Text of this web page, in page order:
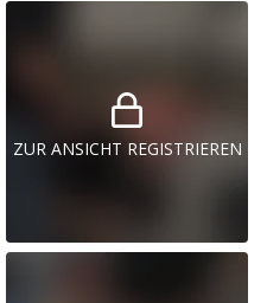
ZUR ANSICHT REGISTRIEREN